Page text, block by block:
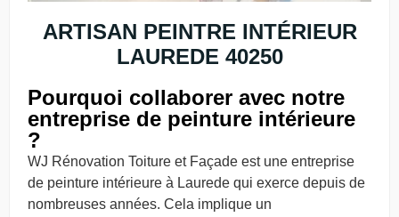
ARTISAN PEINTRE INTÉRIEUR
LAUREDE 40250
Pourquoi collaborer avec notre
entreprise de peinture intérieure
?
WJ Rénovation Toiture et Façade est une entreprise
de peinture intérieure à Laurede qui exerce depuis de
nombreuses années. Cela implique un